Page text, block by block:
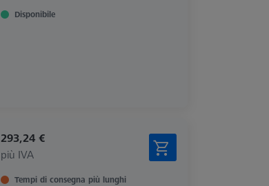
Disponibile
293,24 €
più IVA
Tempi di consegna più lunghi